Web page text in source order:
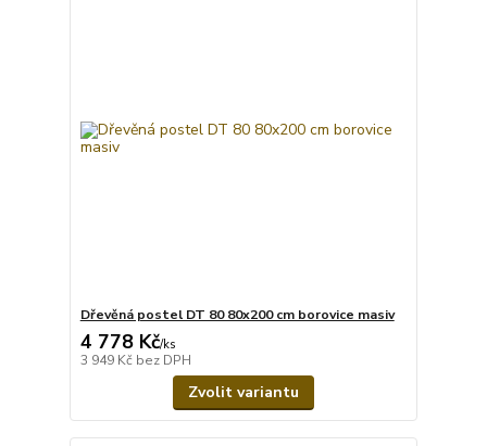
Dřevěná postel DT 80 80x200 cm borovice masiv
4 778 Kč/ks
3 949 Kč bez DPH
Zvolit variantu